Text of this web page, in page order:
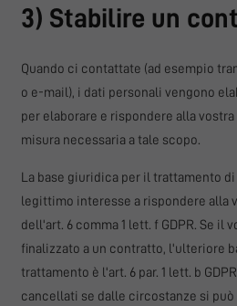
3) Stabilire un
Quando ci contattate (ad esempio
o e-mail), i dati personali vengono
per elaborare e rispondere alla
misura necessaria a tale scopo.
La base giuridica per il trattamento
legittimo interesse a rispondere alla
dell'art. 6 comma 1 lett. f GDPR. Se il
finalizzato a un contratto, l'ulteriore
trattamento è l'art. 6 par. 1 lett. b
cancellati se dalle circostanze si può